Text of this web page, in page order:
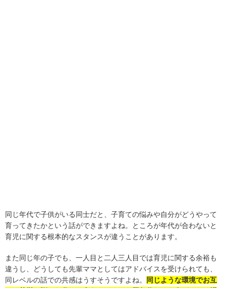
同じ年代で子供がいる同士だと、子育ての悩みや自分がどうやって
育ってきたかという話ができますよね。ところが年代が合わないと
育児に関する根本的なスタンスが違うことがあります。
また同じ年の子でも、一人目と二人三人目では育児に関する余裕も
違うし、どうしても先輩ママとしてはアドバイスを受けられても、
同レベルの話での共感はうすそうですよね。
同じような環境でお互